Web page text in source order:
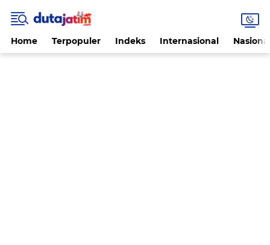
Home Terpopuler Indeks Internasional